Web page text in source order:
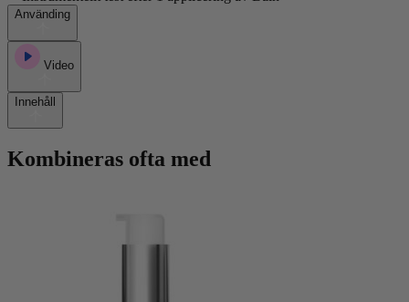
Använding
Video
Innehåll
Kombineras ofta med